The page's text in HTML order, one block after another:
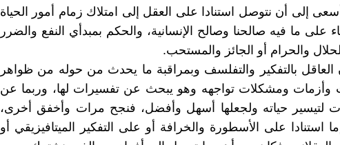
إلى أن نتوصل استنادا على العقل إلى امتلاك زمام أمور الحياة
على ما فيه صالحنا وصالح الإنسانية، والحكم بمبدأي النفع والضرر
والحرام أو الجائز والمستحب.
العاقل بالتفكير والتفلسف وبمراقبة ما يحدث من حوله من ظواهر
وأزمات ومشكلات تواجهه وهو يبحث عن تفسيرات لها، وربما عن
لتيسير حياته ولجعلها أسهل وأفضل، فنجح مرات وأخفق أخرى،
استنادا على الأسطورة والخرافة أو على التفكير الميتافيزيقي أو